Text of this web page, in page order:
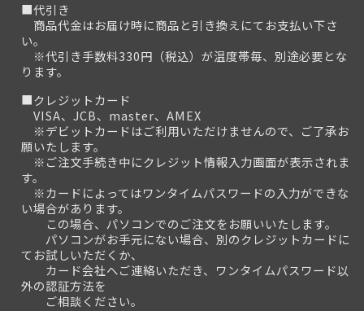
■代引き
商品代金はお届け時に商品と引き換えにてお支払い下さ
い。
※代引き手数料330円（税込）が温度帯毎、別途必要とな
ります。
■クレジットカード
VISA、JCB、master、AMEX
※デビットカードはご利用いただけませんので、ご了承お
願いたします。
※ご注文手続き中にクレジット情報入力画面が表示されま
す。
※カードによってはワンタイムパスワードの入力ができな
い場合があります。
この場合、パソコンでのご注文をお願いいたします。
パソコンがお手元にない場合、別のクレジットカードに
てお試しいただくか、
カード会社へご連絡いただき、ワンタイムパスワード以
外の認証方法を
ご相談ください。